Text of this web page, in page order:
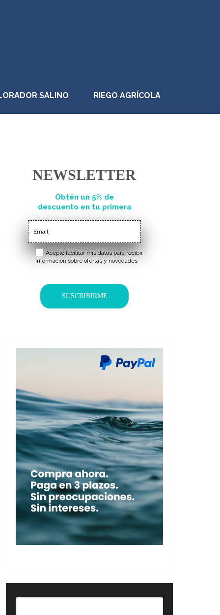
SALINO RIEGO AGRÍCOLA
Obtén un 5% de
descuento en tu primera
NEWSLETTER
SUSCRIBIRME
Acepto facilitar mis datos para recibir
información sobre ofertas y novedades